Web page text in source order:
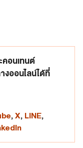
คอนเทนต์
งออนไลน์ได้ที่
, X, LINE,